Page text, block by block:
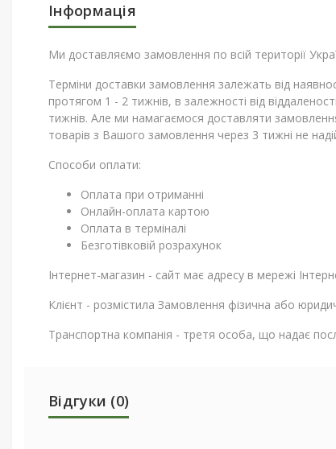
Інформація
Ми доставляємо замовлення по всій території
Терміни доставки замовлення залежать від
протягом 1 - 2 тижнів, в залежності від
тижнів. Але ми намагаємося доставляти
товарів з Вашого замовлення через 3 тижні не
Способи оплати:
Оплата при отриманні
Онлайн-оплата картою
Оплата в терміналі
Безготівковій розрахунок
Інтернет-магазин - сайт має адресу в мережі
Клієнт - розмістила Замовлення фізична або
Транспортна компанія - третя особа, що надає
Відгуки (0)